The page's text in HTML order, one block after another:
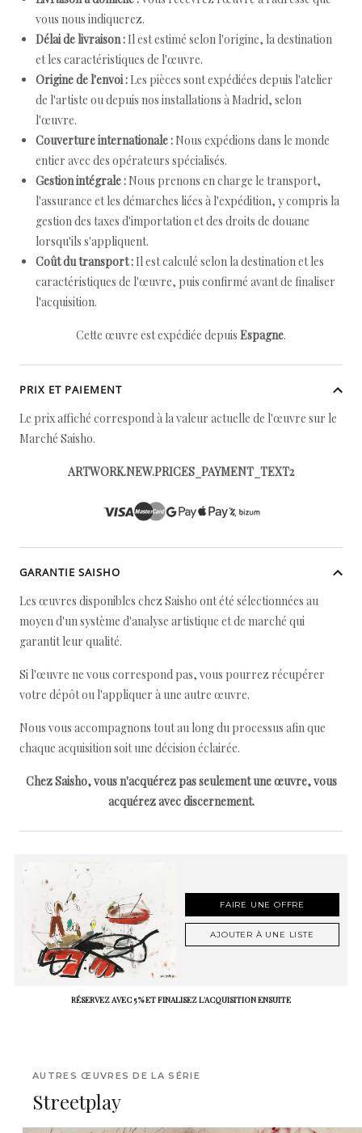
vous nous indiquerez.
Délai de livraison : Il est estimé selon l'origine, la destination
et les caractéristiques de l'œuvre.
Origine de l'envoi : Les pièces sont expédiées depuis l'atelier
de l'artiste ou depuis nos installations à Madrid, selon
l'œuvre.
Couverture internationale : Nous expédions dans le monde
entier avec des opérateurs spécialisés.
Gestion intégrale : Nous prenons en charge le transport,
l'assurance et les démarches liées à l'expédition, y compris la
gestion des taxes d'importation et des droits de douane
lorsqu'ils s'appliquent.
Coût du transport : Il est calculé selon la destination et les
caractéristiques de l'œuvre, puis confirmé avant de finaliser
l'acquisition.
Cette œuvre est expédiée depuis Espagne.
PRIX ET PAIEMENT
Le prix affiché correspond à la valeur actuelle de l'œuvre sur le
Marché Saisho.
ARTWORK.NEW.PRICES_PAYMENT_TEXT2
GARANTIE SAISHO
Les œuvres disponibles chez Saisho ont été sélectionnées au
moyen d'un système d'analyse artistique et de marché qui
garantit leur qualité.
Si l'œuvre ne vous correspond pas, vous pourrez récupérer
votre dépôt ou l'appliquer à une autre œuvre.
Nous vous accompagnons tout au long du processus afin que
chaque acquisition soit une décision éclairée.
Chez Saisho, vous n'acquérez pas seulement une œuvre, vous
acquérez avec discernement.
FAIRE UNE OFFRE
AJOUTER À UNE LISTE
RÉSERVEZ AVEC 5 % ET FINALISEZ L'ACQUISITION ENSUITE
AUTRES ŒUVRES DE LA SÉRIE
Streetplay